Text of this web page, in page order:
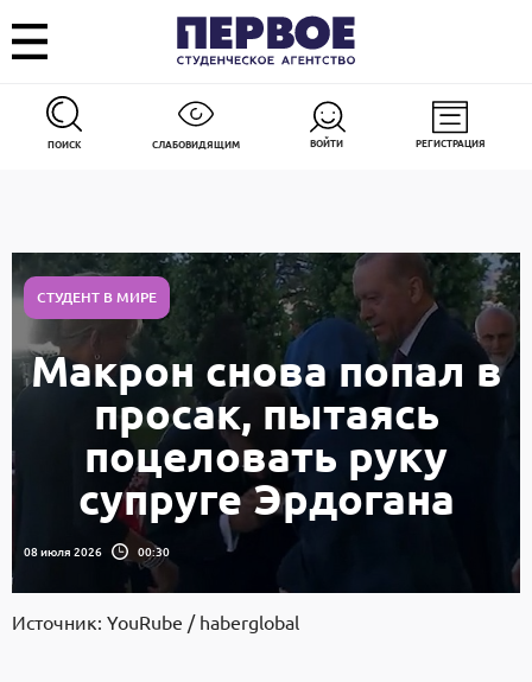
ПОИСК СЛАБОВИДЯЩИМ ВОЙТИ РЕГИСТРАЦИЯ
СТУДЕНТ В МИРЕ
Макрон снова попал в
просак, пытаясь
поцеловать руку
супруге Эрдогана
08 июля 2026 00:30
Источник: YouRube / haberglobal